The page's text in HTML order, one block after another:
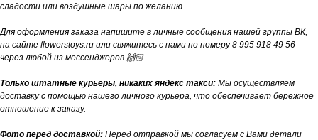
сладости или воздушные шары по желанию.
Для оформления заказа напишите в личные сообщения нашей группы ВК,
на сайте flowerstoys.ru или свяжитесь с нами по номеру 8 995 918 49 56
через любой из мессенджеров 🙌🏻
Только штатные курьеры, никаких яндекс такси: Мы осуществляем
доставку с помощью нашего личного курьера, что обеспечивает бережное
отношение к заказу.
Фото перед доставкой: Перед отправкой мы согласуем с Вами детали